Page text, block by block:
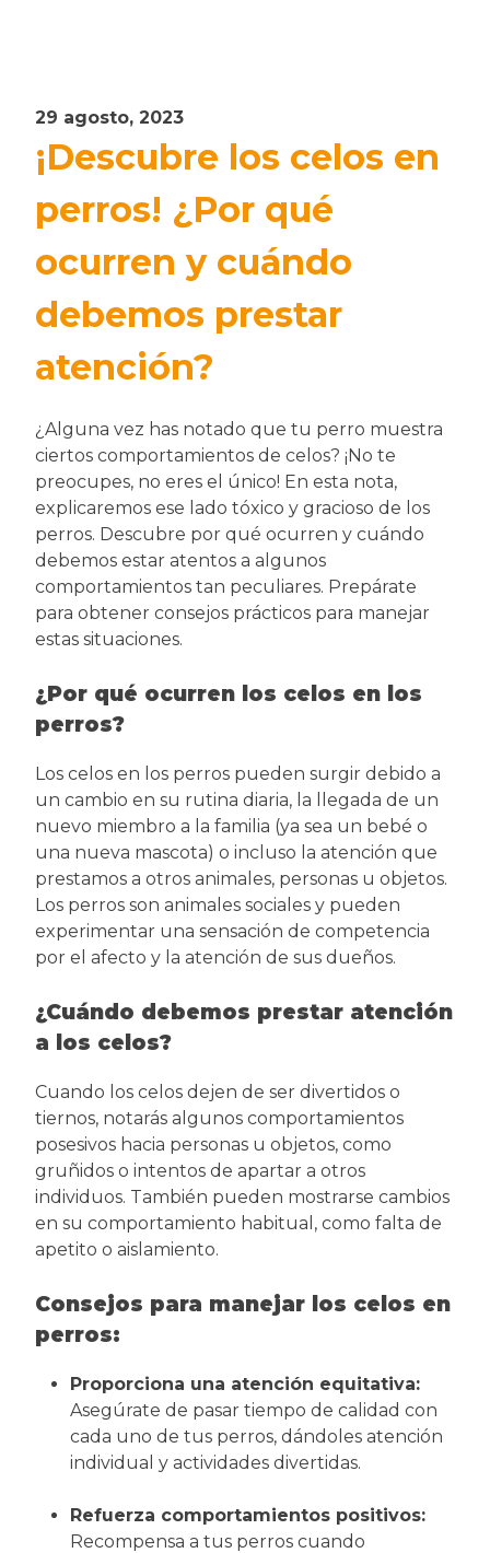
29 agosto, 2023
¡Descubre los celos en
perros! ¿Por qué
ocurren y cuándo
debemos prestar
atención?
¿Alguna vez has notado que tu perro muestra
ciertos comportamientos de celos? ¡No te
preocupes, no eres el único! En esta nota,
explicaremos ese lado tóxico y gracioso de los
perros. Descubre por qué ocurren y cuándo
debemos estar atentos a algunos
comportamientos tan peculiares. Prepárate
para obtener consejos prácticos para manejar
estas situaciones.
¿Por qué ocurren los celos en los
perros?
Los celos en los perros pueden surgir debido a
un cambio en su rutina diaria, la llegada de un
nuevo miembro a la familia (ya sea un bebé o
una nueva mascota) o incluso la atención que
prestamos a otros animales, personas u objetos.
Los perros son animales sociales y pueden
experimentar una sensación de competencia
por el afecto y la atención de sus dueños.
¿Cuándo debemos prestar atención
a los celos?
Cuando los celos dejen de ser divertidos o
tiernos, notarás algunos comportamientos
posesivos hacia personas u objetos, como
gruñidos o intentos de apartar a otros
individuos. También pueden mostrarse cambios
en su comportamiento habitual, como falta de
apetito o aislamiento.
Consejos para manejar los celos en
perros:
Proporciona una atención equitativa:
Asegúrate de pasar tiempo de calidad con
cada uno de tus perros, dándoles atención
individual y actividades divertidas.
Refuerza comportamientos positivos:
Recompensa a tus perros cuando